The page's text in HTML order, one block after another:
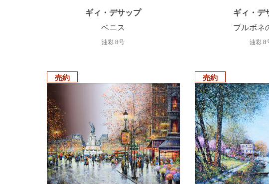
ギィ・デサップ
ベニス
油彩 8号
ギィ・デ
ブルボネ
油彩 8
売約 売約